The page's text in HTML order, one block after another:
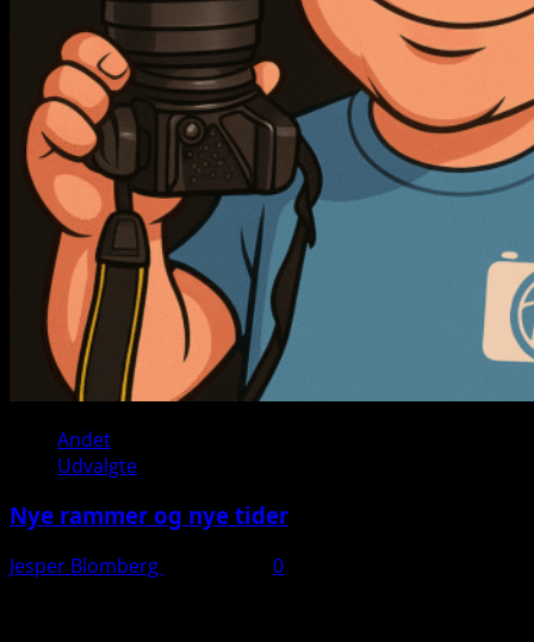
Andet
Udvalgte
Nye rammer og nye tider
Jesper Blomberg
0